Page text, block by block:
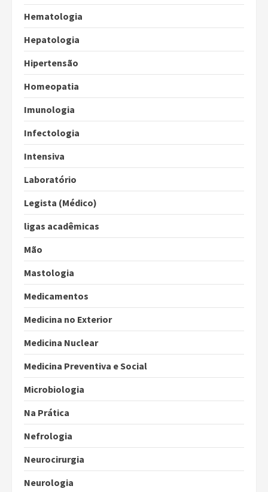
Hematologia
Hepatologia
Hipertensão
Homeopatia
Imunologia
Infectologia
Intensiva
Laboratório
Legista (Médico)
ligas acadêmicas
Mão
Mastologia
Medicamentos
Medicina no Exterior
Medicina Nuclear
Medicina Preventiva e Social
Microbiologia
Na Prática
Nefrologia
Neurocirurgia
Neurologia